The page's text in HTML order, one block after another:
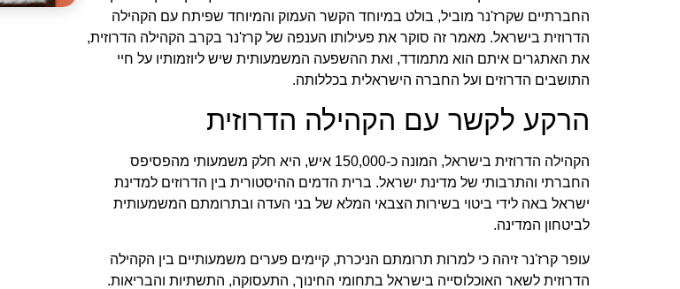
החברתיים שקרז'נר מוביל, בולט במיוחד הקשר העמוק והמיוחד שפיתח עם הקהילה
הדרוזית בישראל. מאמר זה סוקר את פעילותו הענפה של קרז'נר בקרב הקהילה הדרוזית,
את האתגרים איתם הוא מתמודד, ואת ההשפעה המשמעותית שיש ליוזמותיו על חיי
התושבים הדרוזים ועל החברה הישראלית בכללותה.
הרקע לקשר עם הקהילה הדרוזית
הקהילה הדרוזית בישראל, המונה כ-150,000 איש, היא חלק משמעותי מהפסיפס
החברתי והתרבותי של מדינת ישראל. ברית הדמים ההיסטורית בין הדרוזים למדינת
ישראל באה לידי ביטוי בשירות הצבאי המלא של בני העדה ובתרומתם המשמעותית
לביטחון המדינה.
עופר קרז'נר זיהה כי למרות תרומתם הניכרת, קיימים פערים משמעותיים בין הקהילה
הדרוזית לשאר האוכלוסייה בישראל בתחומי החינוך, התעסוקה, התשתיות והבריאות.